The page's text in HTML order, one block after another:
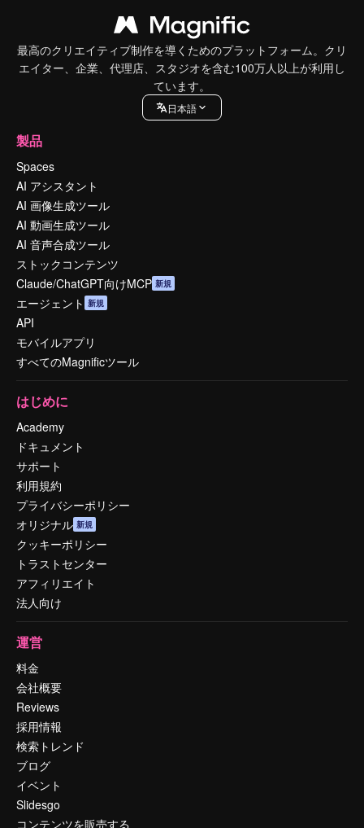
最高のクリエイティブ制作を導くためのプラットフォーム。クリ
エイター、企業、代理店、スタジオを含む100万人以上が利用し
ています。
日本語
製品
Spaces
AI アシスタント
AI 画像生成ツール
AI 動画生成ツール
AI 音声合成ツール
ストックコンテンツ
Claude/ChatGPT向けMCP 新規
エージェント 新規
API
モバイルアプリ
すべてのMagnificツール
はじめに
Academy
ドキュメント
サポート
利用規約
プライバシーポリシー
オリジナル 新規
クッキーポリシー
トラストセンター
アフィリエイト
法人向け
運営
料金
会社概要
Reviews
採用情報
検索トレンド
ブログ
イベント
Slidesgo
コンテンツを販売する